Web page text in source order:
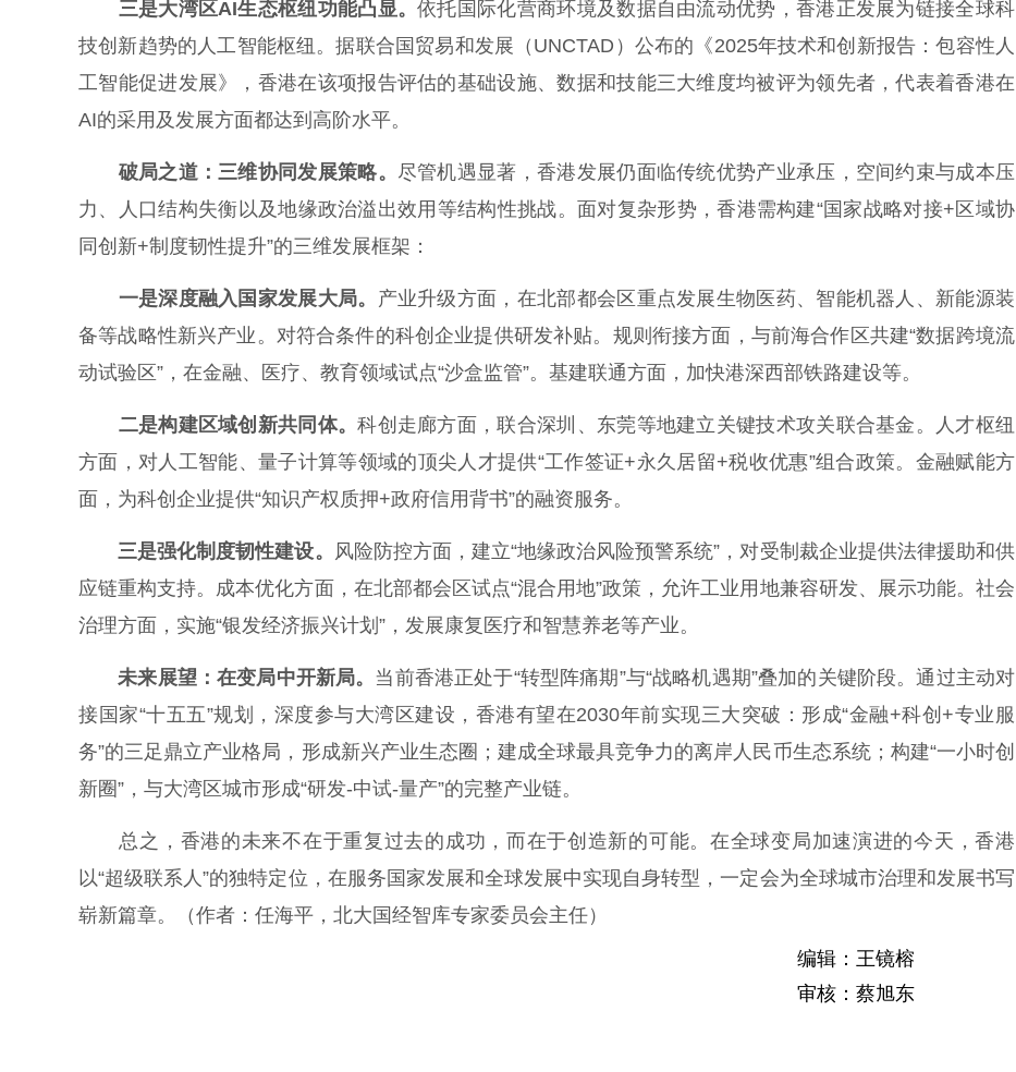
三是大湾区AI生态枢纽功能凸显。依托国际化营商环境及数据自由流动优势，香港正发展为链接全球科
技创新趋势的人工智能枢纽。据联合国贸易和发展（UNCTAD）公布的《2025年技术和创新报告：包容性人
工智能促进发展》，香港在该项报告评估的基础设施、数据和技能三大维度均被评为领先者，代表着香港在
AI的采用及发展方面都达到高阶水平。
破局之道：三维协同发展策略。 尽管机遇显著，香港发展仍面临传统优势产业承压，空间约束与成本压
力、人口结构失衡以及地缘政治溢出效用等结构性挑战。面对复杂形势，香港需构建“国家战略对接+区域协
同创新+制度韧性提升”的三维发展框架：
一是深度融入国家发展大局。 产业升级方面，在北部都会区重点发展生物医药、智能机器人、新能源装
备等战略性新兴产业。对符合条件的科创企业提供研发补贴。规则衔接方面，与前海合作区共建“数据跨境流
动试验区”，在金融、医疗、教育领域试点“沙盒监管”。基建联通方面，加快港深西部铁路建设等。
二是构建区域创新共同体。科创走廊方面，联合深圳、东莞等地建立关键技术攻关联合基金。人才枢纽
方面，对人工智能、量子计算等领域的顶尖人才提供“工作签证+永久居留+税收优惠”组合政策。金融赋能方
面，为科创企业提供“知识产权质押+政府信用背书”的融资服务。
三是强化制度韧性建设。
风险防控方面，建立“地缘政治风险预警系统”，对受制裁企业提供法律援助和供
应链重构支持。成本优化方面，在北部都会区试点“混合用地”政策，允许工业用地兼容研发、展示功能。社会
治理方面，实施“银发经济振兴计划”，发展康复医疗和智慧养老等产业。
未来展望：在变局中开新局。 当前香港正处于“转型阵痛期”与“战略机遇期”叠加的关键阶段。通过主动对
接国家“十五五”规划，深度参与大湾区建设，香港有望在2030年前实现三大突破：形成“金融+科创+专业服
务”的三足鼎立产业格局，形成新兴产业生态圈；建成全球最具竞争力的离岸人民币生态系统；构建“一小时创
新圈”，与大湾区城市形成“研发-中试-量产”的完整产业链。
总之，香港的未来不在于重复过去的成功，而在于创造新的可能。在全球变局加速演进的今天，香港
以“超级联系人”的独特定位，在服务国家发展和全球发展中实现自身转型，一定会为全球城市治理和发展书写
崭新篇章。
（作者：任海平，北大国经智库专家委员会主任）
编辑：王镜榕
审核：蔡旭东